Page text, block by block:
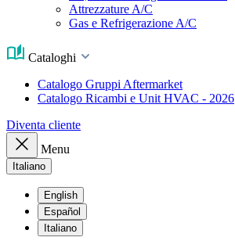
Attrezzature A/C
Gas e Refrigerazione A/C
Cataloghi
Catalogo Gruppi Aftermarket
Catalogo Ricambi e Unit HVAC - 2026
Diventa cliente
Menu
Italiano
English
Español
Italiano